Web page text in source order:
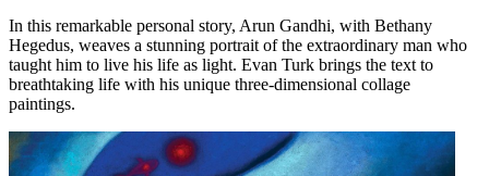
In this remarkable personal story, Arun Gandhi, with Bethany
Hegedus, weaves a stunning portrait of the extraordinary man who
taught him to live his life as light. Evan Turk brings the text to
breathtaking life with his unique three-dimensional collage
paintings.